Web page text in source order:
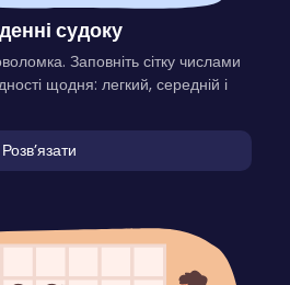
судоку
Заповніть сітку числами
щодня: легкий, середній і
Розвʼязати